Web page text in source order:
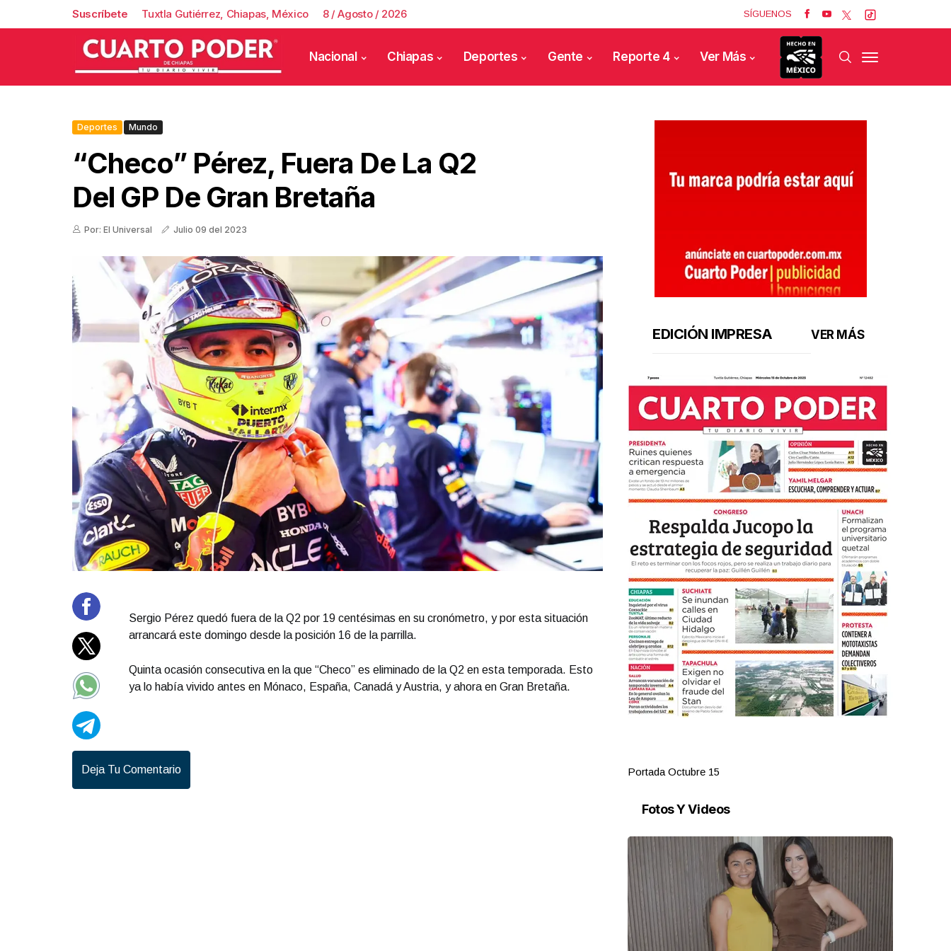
Suscríbete Tuxtla Gutiérrez, Chiapas, México 8 / Agosto / 2026 SÍGUENOS
Nacional Chiapas Deportes Gente Reporte 4 Ver Más
Deportes Mundo
“Checo” Pérez, Fuera De La Q2
Del GP De Gran Bretaña
Por: El Universal Julio 09 del 2023
Sergio Pérez quedó fuera de la Q2 por 19 centésimas en su cronómetro, y por esta situación
arrancará este domingo desde la posición 16 de la parrilla.
Quinta ocasión consecutiva en la que “Checo” es eliminado de la Q2 en esta temporada. Esto
ya lo había vivido antes en Mónaco, España, Canadá y Austria, y ahora en Gran Bretaña.
Deja Tu Comentario
EDICIÓN IMPRESA VER MÁS
Portada Octubre 15
Fotos Y Videos